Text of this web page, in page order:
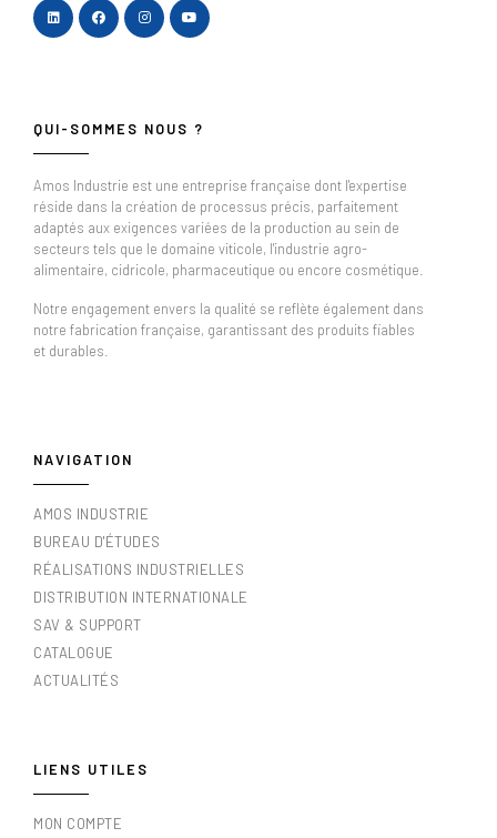
QUI-SOMMES NOUS ?
Amos Industrie est une entreprise française dont l'expertise
réside dans la création de processus précis, parfaitement
adaptés aux exigences variées de la production au sein de
secteurs tels que le domaine viticole, l'industrie agro-
alimentaire, cidricole, pharmaceutique ou encore cosmétique.
Notre engagement envers la qualité se reflète également dans
notre fabrication française, garantissant des produits fiables
et durables.
NAVIGATION
AMOS INDUSTRIE
BUREAU D'ÉTUDES
RÉALISATIONS INDUSTRIELLES
DISTRIBUTION INTERNATIONALE
SAV & SUPPORT
CATALOGUE
ACTUALITÉS
LIENS UTILES
MON COMPTE